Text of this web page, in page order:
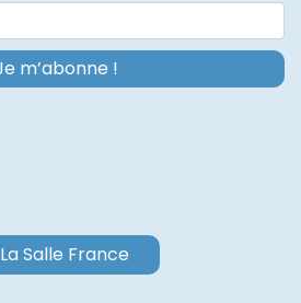
La Salle France